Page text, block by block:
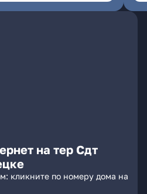
на тер Сдт
кликните по номеру дома на